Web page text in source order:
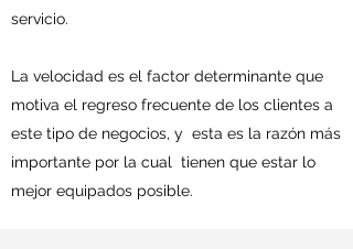
servicio.
La velocidad es el factor determinante que
motiva el regreso frecuente de los clientes a
este tipo de negocios, y esta es la razón más
importante por la cual tienen que estar lo
mejor equipados posible.